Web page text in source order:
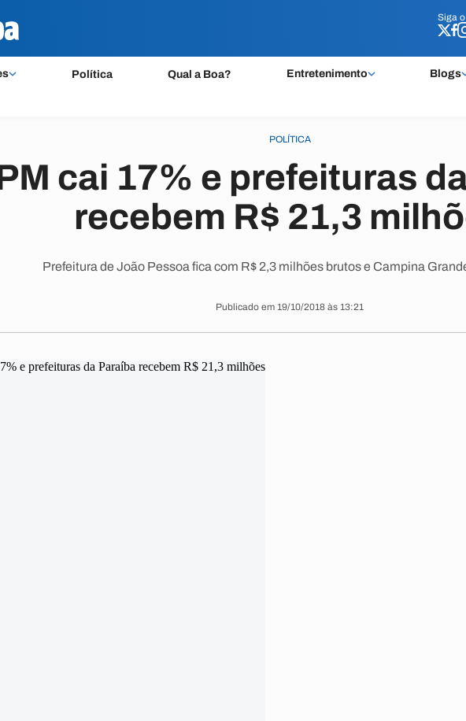
Siga
Política Qual a Boa? Entretenimento Blogs
Siga
POLÍTICA
cai 17% e prefeituras
recebem R$ 21,3
Prefeitura de João Pessoa fica com R$ 2,3 milhões brutos e Campina
Publicado em 19/10/2018 às 13:21